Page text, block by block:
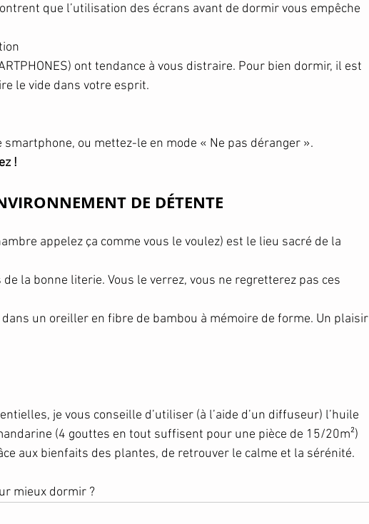
que l’utilisation des écrans avant de dormir vous empêche
ont tendance à vous distraire. Pour bien dormir, il est
le vide dans votre esprit.
ou mettez-le en mode « Ne pas déranger ».
!
DE DÉTENTE
appelez ça comme vous le voulez) est le lieu sacré de la
la bonne literie. Vous le verrez, vous ne regretterez pas ces
un oreiller en fibre de bambou à mémoire de forme. Un plaisir
je vous conseille d’utiliser (à l’aide d’un diffuseur) l’huile
(4 gouttes en tout suffisent pour une pièce de 15/20m²)
aux bienfaits des plantes, de retrouver le calme et la sérénité.
mieux dormir ?